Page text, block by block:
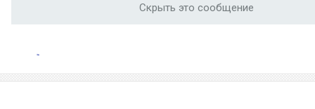
Скрыть это сообщение